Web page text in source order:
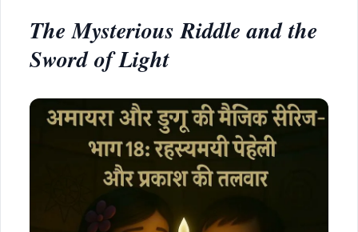
The Mysterious Riddle and the
Sword of Light